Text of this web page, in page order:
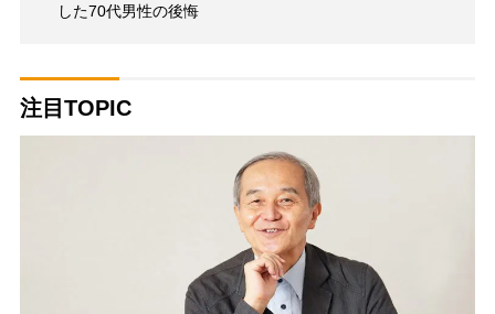
した70代男性の後悔
注目TOPIC